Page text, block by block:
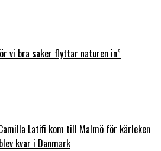
vi bra saker flyttar naturen in”
Latifi kom till Malmö för kärleken
kvar i Danmark